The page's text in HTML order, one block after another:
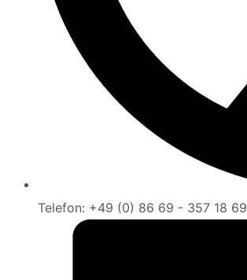
Telefon: +49 (0) 86 69 - 357 18 69